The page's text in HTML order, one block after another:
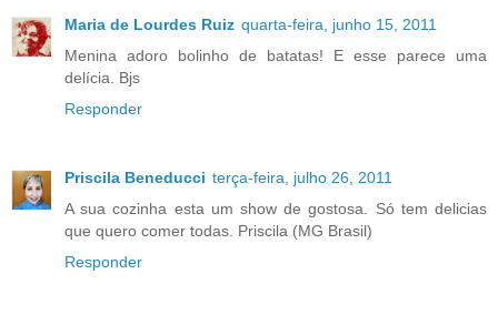
Maria de Lourdes Ruiz quarta-feira, junho 15, 2011
Menina adoro bolinho de batatas! E esse parece uma
delícia. Bjs
Responder
Priscila Beneducci terça-feira, julho 26, 2011
A sua cozinha esta um show de gostosa. Só tem delicias
que quero comer todas. Priscila (MG Brasil)
Responder